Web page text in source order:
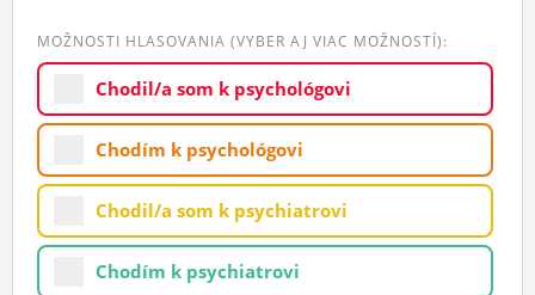
BLOGY
OBRÁZKY
ĽUDIA
MÔJ PROFIL
NASTAVENIA
MOŽNOSTI HLASOVANIA (VYBER AJ VIAC MOŽNOSTÍ):
Chodil/a som k psychológovi
Chodím k psychológovi
Chodil/a som k psychiatrovi
Chodím k psychiatrovi